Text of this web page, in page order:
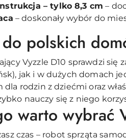
– tylko 8,3 cm –
– doskonały wybór do
polskich
Vyzzle D10 sprawdzi się
jak i w dużych domach
dla rodzin z dziećmi oraz
nauczy się z niego
warto wybrać
czas – robot sprząta